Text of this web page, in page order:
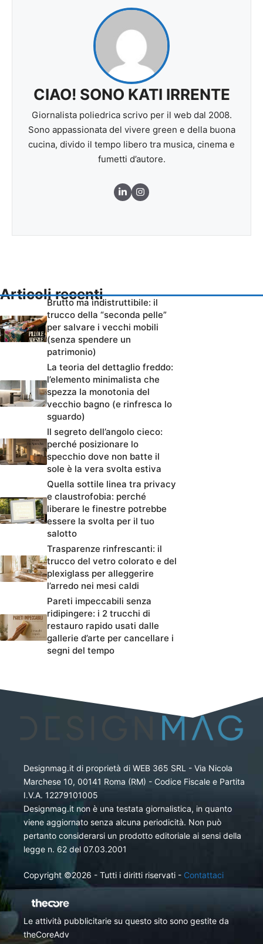
CIAO! SONO KATI IRRENTE
Giornalista poliedrica scrivo per il web dal 2008.
Sono appassionata del vivere green e della buona
cucina, divido il tempo libero tra musica, cinema e
fumetti d’autore.
Articoli recenti
Brutto ma indistruttibile: il
trucco della “seconda pelle”
per salvare i vecchi mobili
(senza spendere un
patrimonio)
La teoria del dettaglio freddo:
l’elemento minimalista che
spezza la monotonia del
vecchio bagno (e rinfresca lo
sguardo)
Il segreto dell’angolo cieco:
perché posizionare lo
specchio dove non batte il
sole è la vera svolta estiva
Quella sottile linea tra privacy
e claustrofobia: perché
liberare le finestre potrebbe
essere la svolta per il tuo
salotto
Trasparenze rinfrescanti: il
trucco del vetro colorato e del
plexiglass per alleggerire
l’arredo nei mesi caldi
Pareti impeccabili senza
ridipingere: i 2 trucchi di
restauro rapido usati dalle
gallerie d’arte per cancellare i
segni del tempo
Designmag.it di proprietà di WEB 365 SRL - Via Nicola
Marchese 10, 00141 Roma (RM) - Codice Fiscale e Partita
I.V.A. 12279101005
Designmag.it non è una testata giornalistica, in quanto
viene aggiornato senza alcuna periodicità. Non può
pertanto considerarsi un prodotto editoriale ai sensi della
legge n. 62 del 07.03.2001
Copyright ©2026 - Tutti i diritti riservati - Contattaci
Le attività pubblicitarie su questo sito sono gestite da
theCoreAdv